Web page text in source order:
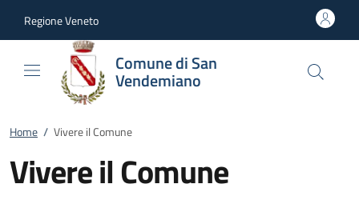
Regione Veneto
Comune di San
Vendemiano
Home / Vivere il Comune
Vivere il Comune